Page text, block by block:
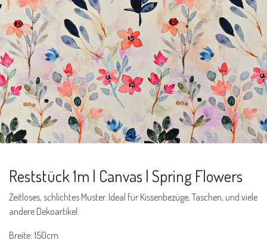
Reststück 1m | Canvas | Spring Flowers
Zeitloses, schlichtes Muster. Ideal für Kissenbezüge, Taschen, und viele
andere Dekoartikel.
Breite: 150cm